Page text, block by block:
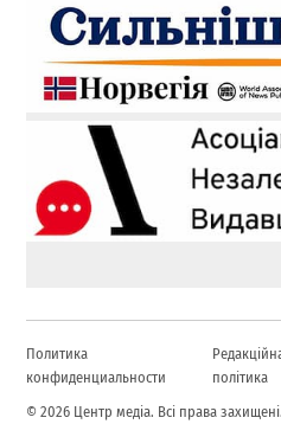
Политика
конфиденциальности
політика
© 2026 Центр медіа. Всі права